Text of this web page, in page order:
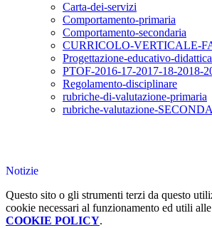
Carta-dei-servizi
Comportamento-primaria
Comportamento-secondaria
CURRICOLO-VERTICALE-
Progettazione-educativo-didattica
PTOF-2016-17-2017-18-2018-
Regolamento-disciplinare
rubriche-di-valutazione-primaria
rubriche-valutazione-
Notizie
Questo sito o gli strumenti terzi da questo
cookie necessari al funzionamento ed utili
COOKIE POLICY.